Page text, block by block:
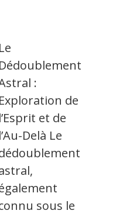
Le
Dédoublement
:
Exploration de
l’Esprit et de
l’Au-Delà Le
sous le